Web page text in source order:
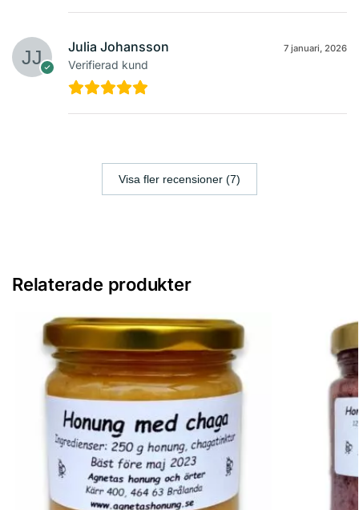
Julia Johansson
Verifierad kund
7 januari, 2026
Visa fler recensioner (7)
Relaterade produkter